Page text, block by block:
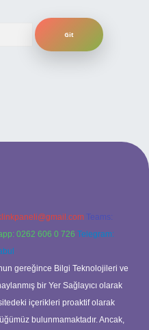
Teams:
0262 606 0 726 Telegram:
gereğince Bilgi Teknolojileri ve
bir Yer Sağlayıcı olarak
içerikleri proaktif olarak
bulunmamaktadır. Ancak,